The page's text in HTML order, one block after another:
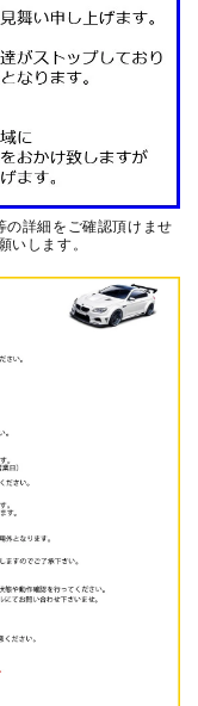
詳細をご確認頂けませ
いします。